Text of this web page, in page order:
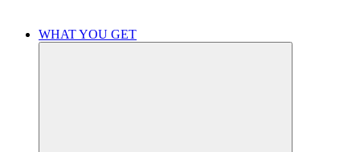
WHAT YOU GET